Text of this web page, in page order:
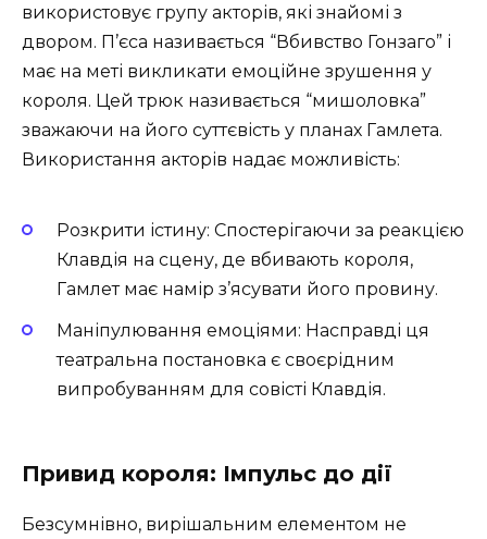
використовує групу акторів, які знайомі з
двором. П’єса називається “Вбивство Гонзаго” і
має на меті викликати емоційне зрушення у
короля. Цей трюк називається “мишоловка”
зважаючи на його суттєвість у планах Гамлета.
Використання акторів надає можливість:
Розкрити істину: Спостерігаючи за реакцією
Клавдія на сцену, де вбивають короля,
Гамлет має намір з’ясувати його провину.
Маніпулювання емоціями: Насправді ця
театральна постановка є своєрідним
випробуванням для совісті Клавдія.
Привид короля: Імпульс до дії
Безсумнівно, вирішальним елементом не